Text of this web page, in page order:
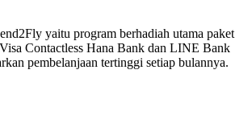
yaitu program berhadiah utama paket
Contactless Hana Bank dan LINE Bank
pembelanjaan tertinggi setiap bulannya.